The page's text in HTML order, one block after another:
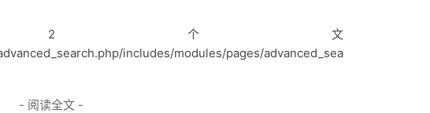
2个文
includes/modules/pages/advanced_sea
- 阅读全文 -